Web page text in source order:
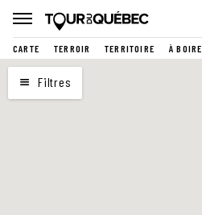
CARTE TERROIR TERRITOIRE À BOIRE
CARTE
Filtres